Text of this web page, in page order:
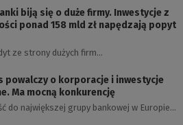
biją się o duże firmy. Inwestycje z
ponad 158 mld zł napędzają popyt
ze strony dużych firm…
powalczy o korporacje i inwestycje
Ma mocną konkurencję
do największej grupy bankowej w Europie…